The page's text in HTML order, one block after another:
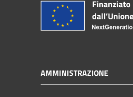
AMMINISTRAZIONE